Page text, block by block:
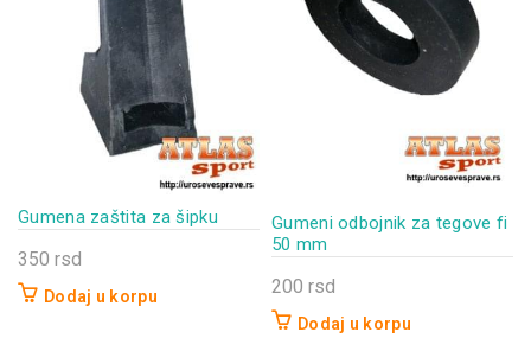
Gumena zaštita za šipku
350 rsd
Dodaj u korpu
Gumeni odbojnik za tegove fi
50 mm
200 rsd
Dodaj u korpu